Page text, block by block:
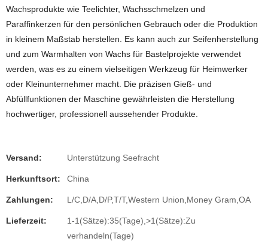
Wachsprodukte wie Teelichter, Wachsschmelzen und
Paraffinkerzen für den persönlichen Gebrauch oder die Produktion
in kleinem Maßstab herstellen. Es kann auch zur Seifenherstellung
und zum Warmhalten von Wachs für Bastelprojekte verwendet
werden, was es zu einem vielseitigen Werkzeug für Heimwerker
oder Kleinunternehmer macht. Die präzisen Gieß- und
Abfüllfunktionen der Maschine gewährleisten die Herstellung
hochwertiger, professionell aussehender Produkte.
Versand: Unterstützung Seefracht
Herkunftsort: China
Zahlungen: L/C,D/A,D/P,T/T,Western Union,Money Gram,OA
Lieferzeit:
1-1(Sätze):35(Tage),>1(Sätze):Zu
verhandeln(Tage)